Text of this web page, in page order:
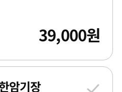
39,000원
암기장